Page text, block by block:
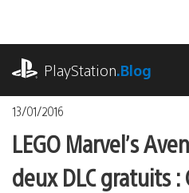
contenu
PlayStation.Blog
13/01/2016
LEGO Marvel’s
deux DLC gratuits